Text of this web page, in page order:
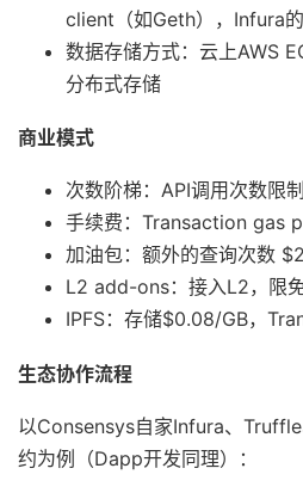
client（如Geth），Infura
数据存储方式：云上AWS
分布式存储
商业模式
次数阶梯：API调用次数限
手续费：Transaction gas
加油包：额外的查询次数
L2 add-ons：接入L2，限
IPFS：存储$0.08/GB，
生态协作流程
以Consensys自家Infura、
约为例（Dapp开发同理）：